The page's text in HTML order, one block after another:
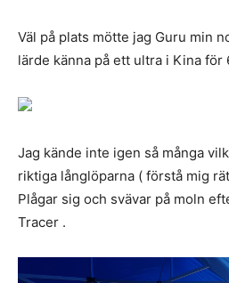
Väl på plats mötte jag Guru min
lärde känna på ett ultra i Kina för
Jag kände inte igen så många
riktiga långlöparna ( förstå mig
Plågar sig och svävar på moln
Tracer .